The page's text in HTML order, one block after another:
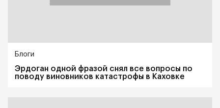
Блоги
Эрдоган одной фразой снял все вопросы по
поводу виновников катастрофы в Каховке